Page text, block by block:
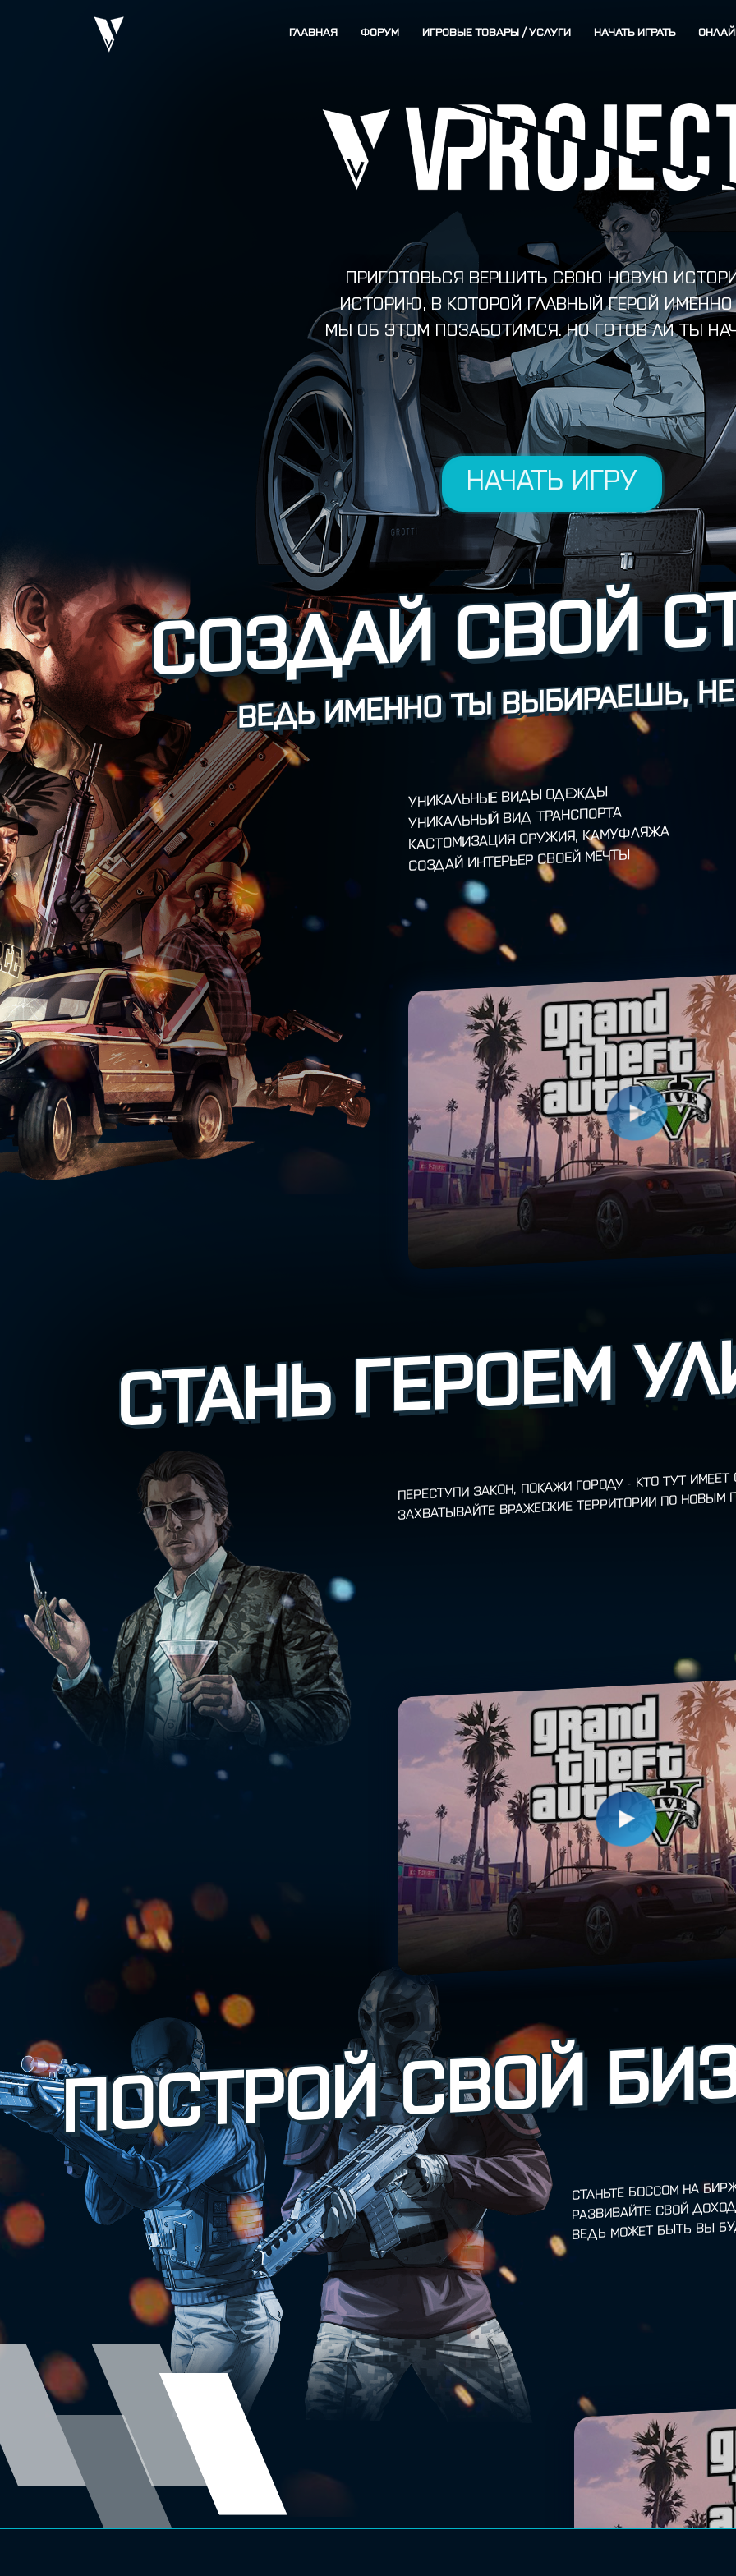
ГЛАВНАЯ ФОРУМ ИГРОВЫЕ ТОВАРЫ / УСЛУГИ НАЧАТЬ ИГРАТЬ
ПРИГОТОВЬСЯ ВЕРШИТЬ СВОЮ НОВУЮ
ИСТОРИЮ, В КОТОРОЙ ГЛАВНЫЙ ГЕРОЙ ИМЕННО
МЫ ОБ ЭТОМ ПОЗАБОТИМСЯ. НО ГОТОВ ЛИ ТЫ
НАЧАТЬ ИГРУ
СОЗДАЙ СВОЙ
ВЕДЬ ИМЕННО ТЫ ВЫБИРАЕШЬ,
УНИКАЛЬНЫЕ ВИДЫ ОДЕЖДЫ
УНИКАЛЬНЫЙ ВИД ТРАНСПОРТА
КАСТОМИЗАЦИЯ ОРУЖИЯ, КАМУФЛЯЖА
СОЗДАЙ ИНТЕРЬЕР СВОЕЙ МЕЧТЫ
СТАНЬ ГЕРОЕМ
ПЕРЕСТУПИ ЗАКОН, ПОКАЖИ ГОРОДУ - КТО ТУТ
ЗАХВАТЫВАЙТЕ ВРАЖЕСКИЕ ТЕРРИТОРИИ ПО НОВЫМ
ПОСТРОЙ СВОЙ
СТАНЬТЕ БОССОМ НА
РАЗВИВАЙТЕ СВОЙ
ВЕДЬ МОЖЕТ БЫТЬ ВЫ